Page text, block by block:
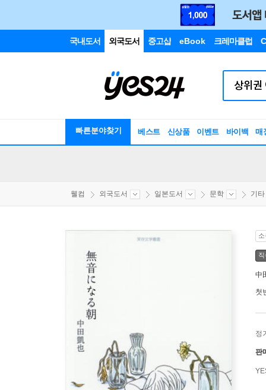
국내도서 외국도서 중고샵 eBook 크레마클럽
빠른분야찾기 베스트 신상품 이벤트 바이백 매
웰컴 외국도서 일본도서 문학 기타
中
첫
정
판